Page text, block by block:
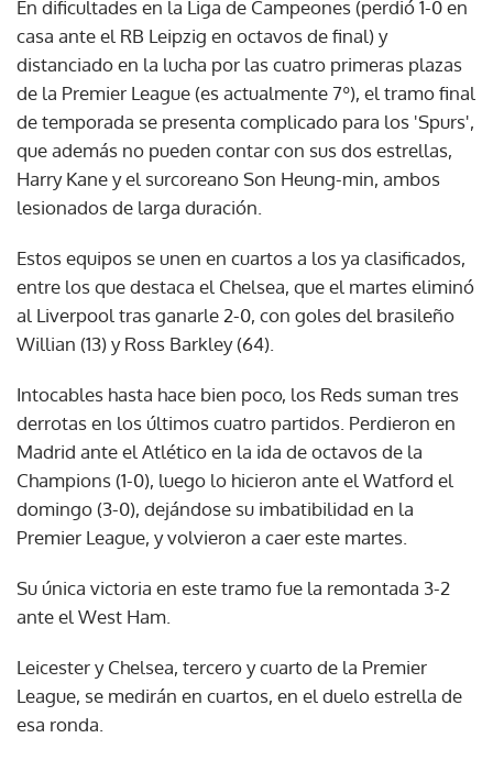
En dificultades en la Liga de Campeones (perdió 1-0 en
casa ante el RB Leipzig en octavos de final) y
distanciado en la lucha por las cuatro primeras plazas
de la Premier League (es actualmente 7º), el tramo final
de temporada se presenta complicado para los 'Spurs',
que además no pueden contar con sus dos estrellas,
Harry Kane y el surcoreano Son Heung-min, ambos
lesionados de larga duración.
Estos equipos se unen en cuartos a los ya clasificados,
entre los que destaca el Chelsea, que el martes eliminó
al Liverpool tras ganarle 2-0, con goles del brasileño
Willian (13) y Ross Barkley (64).
Intocables hasta hace bien poco, los Reds suman tres
derrotas en los últimos cuatro partidos. Perdieron en
Madrid ante el Atlético en la ida de octavos de la
Champions (1-0), luego lo hicieron ante el Watford el
domingo (3-0), dejándose su imbatibilidad en la
Premier League, y volvieron a caer este martes.
Su única victoria en este tramo fue la remontada 3-2
ante el West Ham.
Leicester y Chelsea, tercero y cuarto de la Premier
League, se medirán en cuartos, en el duelo estrella de
esa ronda.